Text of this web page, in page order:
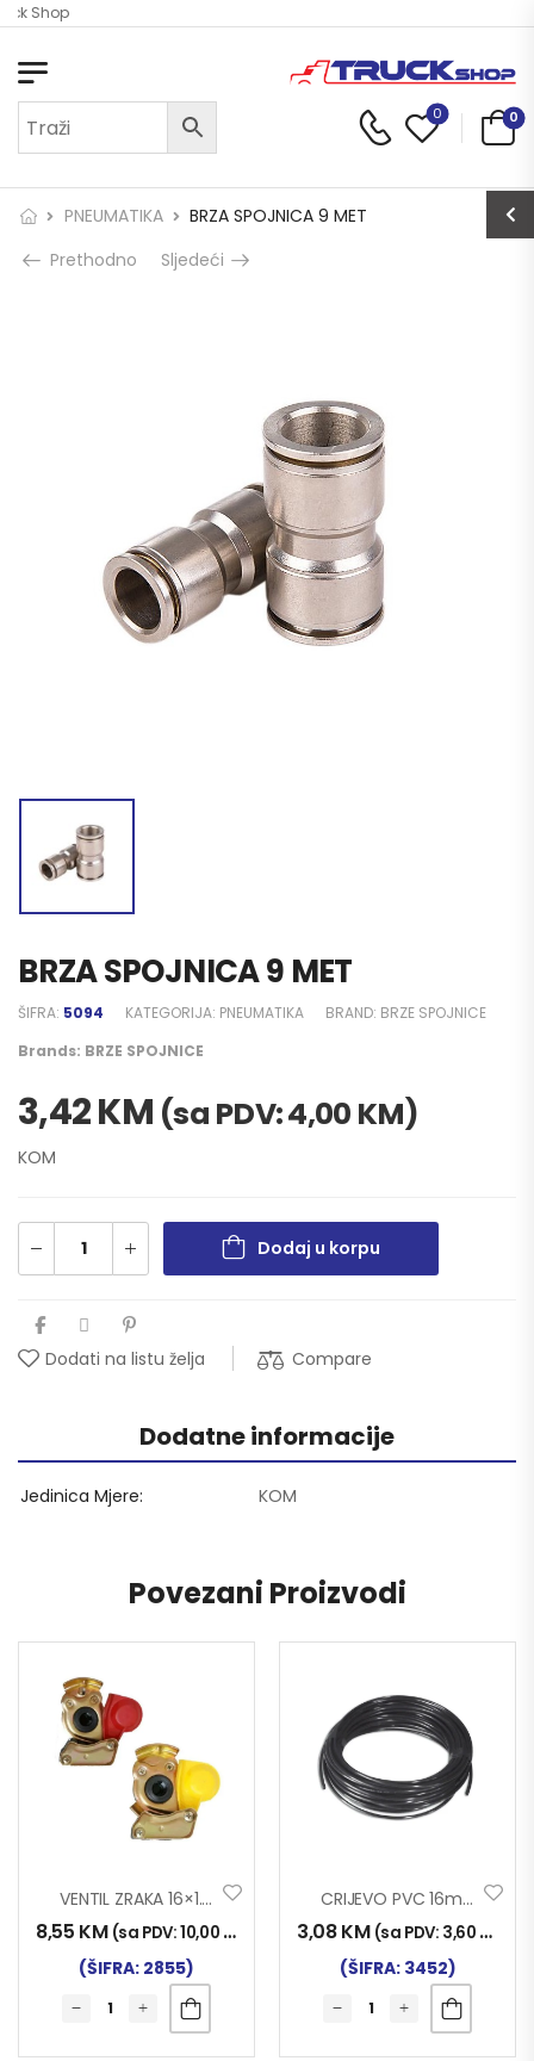
Shop
0 0
PNEUMATIKA
BRZA SPOJNICA 9 MET
Prethodno
Sljedeći
BRZA SPOJNICA 9 MET
ŠIFRA: 5094 KATEGORIJA: PNEUMATIKA BRAND: BRZE SPOJNICE
Brands: BRZE SPOJNICE
3,42KM (sa PDV:4,00 KM)
KOM
Dodaj u korpu
Dodati na listu želja Compare
Dodatne informacije
Jedinica Mjere KOM
Povezani Proizvodi
VENTIL ZRAKA 16×1.5 M
8,55 KM (sa PDV:10,00 KM
(ŠIFRA: 2855)
CRIJEVO PVC 16mm T
3,08KM (sa PDV: 3,60 KM
(ŠIFRA: 3452)